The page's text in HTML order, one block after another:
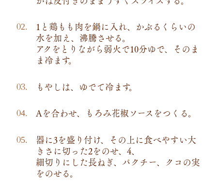
1と鶏もも肉を鍋に入れ、かぶるくらいの
水を加え、沸騰させる。
アクをとりながら弱火で10分ゆで、そのま
ま冷ます。
もやしは、ゆでて冷ます。
Aを合わせ、もろみ花椒ソースをつくる。
器に3を盛り付け、その上に食べやすい大
きさに切った2をのせ、4、
細切りにした長ねぎ、パクチー、クコの実
をのせる。